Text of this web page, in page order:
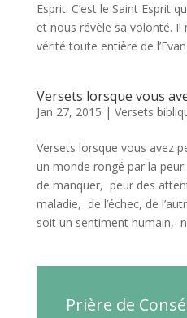
Esprit. C’est le Saint Esprit
et nous révèle sa volonté. Il
vérité toute entière de
Versets lorsque vous
Jan 27, 2015 | Versets
Versets lorsque vous avez
un monde rongé par la
de manquer, peur des
maladie, de l’échec, de
soit un sentiment humain,
Prière de